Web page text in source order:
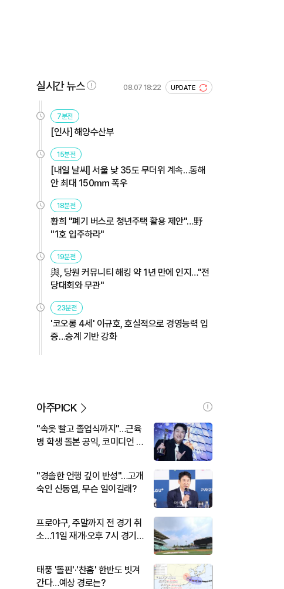
실시간 뉴스 08.07 18:22 UPDATE
7분전
[인사] 해양수산부
15분전
[내일 날씨] 서울 낮 35도 무더위 계속…동해
안 최대 150㎜ 폭우
18분전
황희 "폐기 버스로 청년주택 활용 제안"…野
"1호 입주하라"
19분전
與, 당원 커뮤니티 해킹 약 1년 만에 인지…"전
당대회와 무관"
23분전
'코오롱 4세' 이규호, 호실적으로 경영능력 입
증…승계 기반 강화
아주PICK
"속옷 빨고 졸업식까지"…근육
병 학생 돌본 공익, 코미디언 김
"경솔한 언행 깊이 반성"…고개
숙인 신동엽, 무슨 일이길래?
프로야구, 주말까지 전 경기 취
소…11일 재개·오후 7시 경기
태풍 '돌핀'·'찬홈' 한반도 빗겨
간다…예상 경로는?